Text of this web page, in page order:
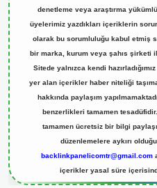
denetleme veya araştırma
üyelerimiz yazdıkları içeriklerin
olarak bu sorumluluğu kabul etmiş
bir marka, kurum veya şahıs şirketi
Sitede yalnızca kendi
yer alan içerikler haber niteliği
hakkında paylaşım
benzerlikleri tamamen
tamamen ücretsiz bir bilgi
düzenlemelere aykırı
backlinkpanelicomtr@gmail.com
içerikler yasal süre